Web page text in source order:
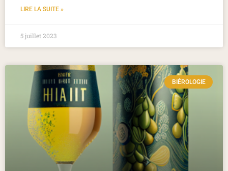
LIRE LA SUITE »
5 juillet 2023
BIÉROLOGIE